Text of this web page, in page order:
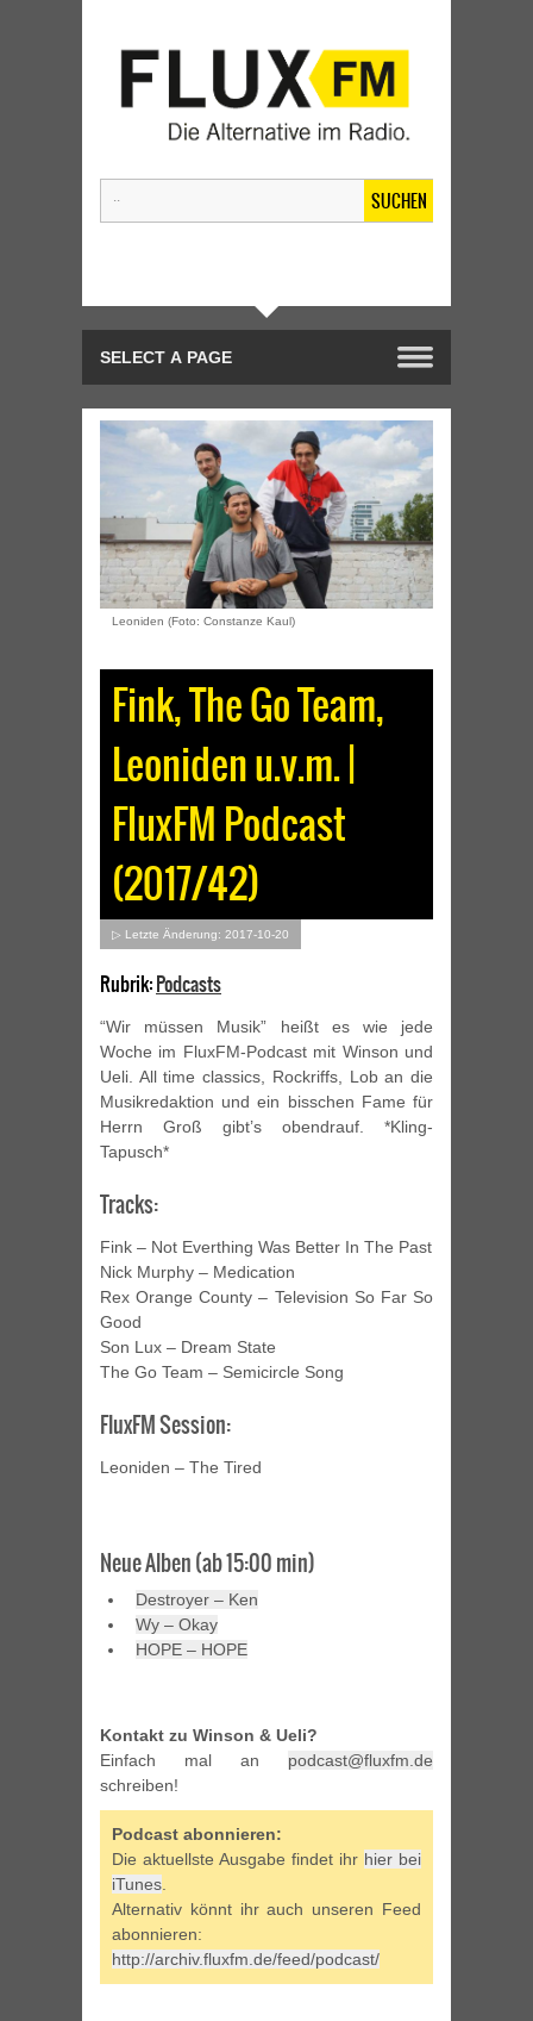
SUCHEN
Leoniden (Foto: Constanze Kaul)
Fink, The Go Team,
Leoniden u.v.m. |
FluxFM Podcast
(2017/42)
▷ Letzte Änderung: 2017-10-20
Rubrik:Podcasts
“Wir müssen Musik” heißt es wie jede
Woche im FluxFM-Podcast mit Winson und
Ueli. All time classics, Rockriffs, Lob an die
Musikredaktion und ein bisschen Fame für
Herrn Groß gibt’s obendrauf. *Kling-
Tapusch*
Tracks:
Fink – Not Everthing Was Better In The Past
Nick Murphy – Medication
Rex Orange County – Television So Far So
Good
Son Lux – Dream State
The Go Team – Semicircle Song
FluxFM Session:
Leoniden – The Tired
Neue Alben (ab 15:00 min)
Destroyer – Ken
Wy – Okay
HOPE – HOPE
Kontakt zu Winson & Ueli?
Einfach mal an podcast@fluxfm.de
schreiben!
Podcast abonnieren:
Die aktuellste Ausgabe findet ihr hier bei
iTunes.
Alternativ könnt ihr auch unseren Feed
abonnieren:
http://archiv.fluxfm.de/feed/podcast/